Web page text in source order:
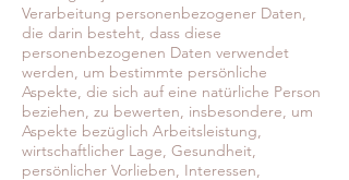
Verarbeitung personenbezogener Daten,
die darin besteht, dass diese
personenbezogenen Daten verwendet
werden, um bestimmte persönliche
Aspekte, die sich auf eine natürliche Person
beziehen, zu bewerten, insbesondere, um
Aspekte bezüglich Arbeitsleistung,
wirtschaftlicher Lage, Gesundheit,
persönlicher Vorlieben, Interessen,